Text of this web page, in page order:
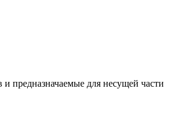
предназначаемые для несущей части